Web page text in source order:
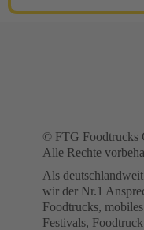
© FTG Foodtrucks
Alle Rechte
Als
wir der Nr.1
Foodtrucks,
Festivals,